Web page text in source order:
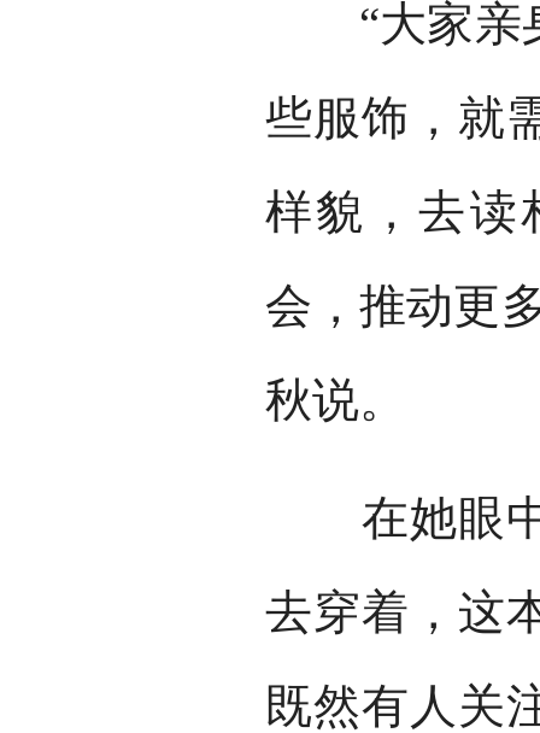
“大家亲身
些服饰，就
样貌，去读
会，推动更
秋说。
在她眼中
去穿着，这
既然有人关